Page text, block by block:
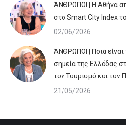
ΆΝΘΡΩΠΟΙ | Η Αθήνα
στο Smart City Index
02/06/2026
ΆΝΘΡΩΠΟΙ | Ποιά είναι
σημεία της Ελλάδας
τον Τουρισμό και τον
21/05/2026